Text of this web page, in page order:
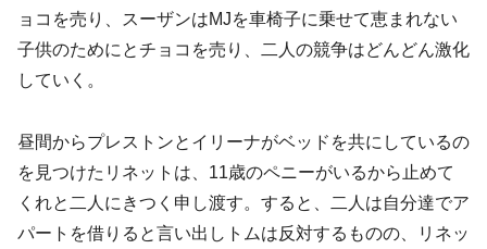
ョコを売り、スーザンはMJを車椅子に乗せて恵まれない
子供のためにとチョコを売り、二人の競争はどんどん激化
していく。
昼間からプレストンとイリーナがベッドを共にしているの
を見つけたリネットは、11歳のペニーがいるから止めて
くれと二人にきつく申し渡す。すると、二人は自分達でア
パートを借りると言い出しトムは反対するものの、リネッ